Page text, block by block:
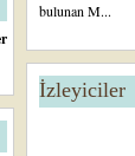
bulunan M...
İzleyiciler